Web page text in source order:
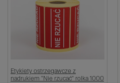
Etykiety ostrzegawcze z
nadrukiem "Nie rzucać" rolka 1000